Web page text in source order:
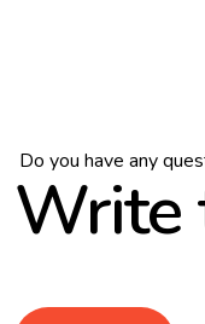
Do you have any
Write